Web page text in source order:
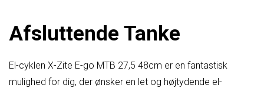
Afsluttende Tanke
El-cyklen X-Zite E-go MTB 27,5 48cm er en fantastisk
mulighed for dig, der ønsker en let og højtydende el-